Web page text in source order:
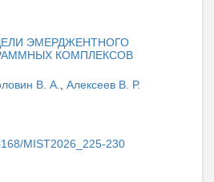
ЭМЕРДЖЕНТНОГО
КОМПЛЕКСОВ
В. А.
Алексеев В. Р.
MIST2026_225-230